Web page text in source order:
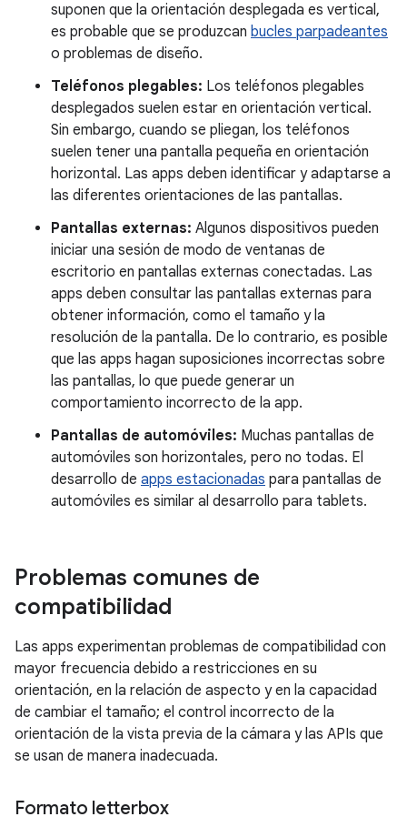
suponen que la orientación desplegada es vertical,
es probable que se produzcan bucles parpadeantes
o problemas de diseño.
Teléfonos plegables: Los teléfonos plegables
desplegados suelen estar en orientación vertical.
Sin embargo, cuando se pliegan, los teléfonos
suelen tener una pantalla pequeña en orientación
horizontal. Las apps deben identificar y adaptarse a
las diferentes orientaciones de las pantallas.
Pantallas externas: Algunos dispositivos pueden
iniciar una sesión de modo de ventanas de
escritorio en pantallas externas conectadas. Las
apps deben consultar las pantallas externas para
obtener información, como el tamaño y la
resolución de la pantalla. De lo contrario, es posible
que las apps hagan suposiciones incorrectas sobre
las pantallas, lo que puede generar un
comportamiento incorrecto de la app.
Pantallas de automóviles: Muchas pantallas de
automóviles son horizontales, pero no todas. El
desarrollo de apps estacionadas para pantallas de
automóviles es similar al desarrollo para tablets.
Problemas comunes de
compatibilidad
Las apps experimentan problemas de compatibilidad con
mayor frecuencia debido a restricciones en su
orientación, en la relación de aspecto y en la capacidad
de cambiar el tamaño; el control incorrecto de la
orientación de la vista previa de la cámara y las APIs que
se usan de manera inadecuada.
Formato letterbox